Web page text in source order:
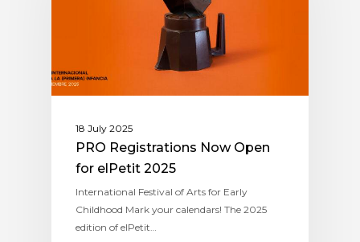
18 July 2025
PRO Registrations Now Open
for elPetit 2025
International Festival of Arts for Early
Childhood Mark your calendars! The 2025
edition of elPetit…